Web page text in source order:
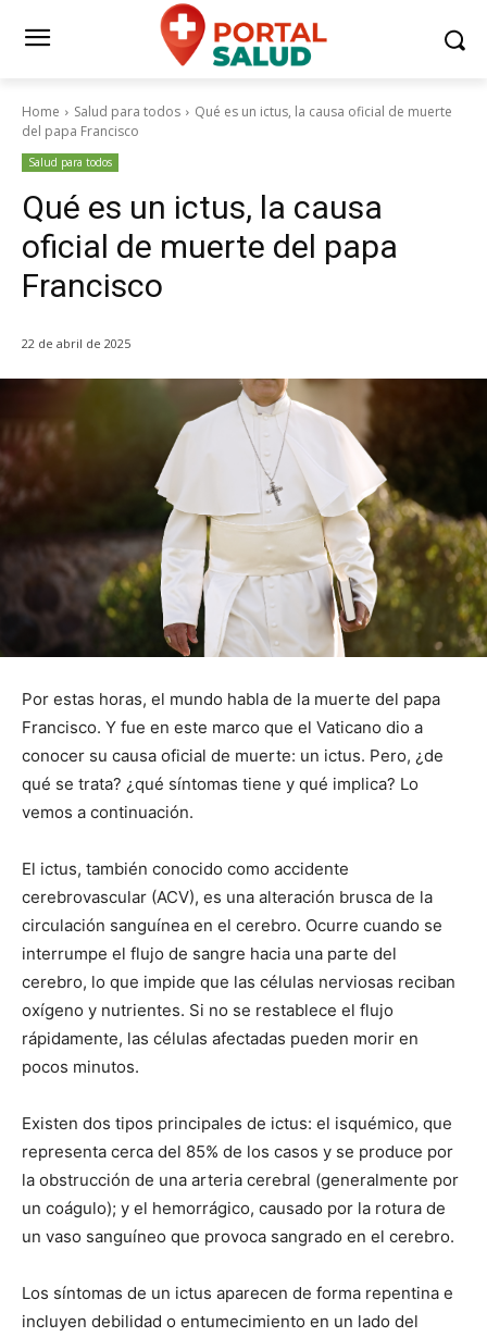
Home Salud para todos
Qué es un ictus, la causa oficial de muerte
del papa Francisco
Salud para todos
Qué es un ictus, la causa
oficial de muerte del papa
Francisco
22 de abril de 2025
Por estas horas, el mundo habla de la muerte del papa
Francisco. Y fue en este marco que el Vaticano dio a
conocer su causa oficial de muerte: un ictus. Pero, ¿de
qué se trata? ¿qué síntomas tiene y qué implica? Lo
vemos a continuación.
El ictus, también conocido como accidente
cerebrovascular (ACV), es una alteración brusca de la
circulación sanguínea en el cerebro. Ocurre cuando se
interrumpe el flujo de sangre hacia una parte del
cerebro, lo que impide que las células nerviosas reciban
oxígeno y nutrientes. Si no se restablece el flujo
rápidamente, las células afectadas pueden morir en
pocos minutos.
Existen dos tipos principales de ictus: el isquémico, que
representa cerca del 85% de los casos y se produce por
la obstrucción de una arteria cerebral (generalmente por
un coágulo); y el hemorrágico, causado por la rotura de
un vaso sanguíneo que provoca sangrado en el cerebro.
Los síntomas de un ictus aparecen de forma repentina e
incluyen debilidad o entumecimiento en un lado del